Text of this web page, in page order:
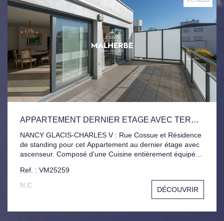
APPARTEMENT DERNIER ETAGE AVEC TERRASSE ET GARAGE
NANCY GLACIS-CHARLES V : Rue Cossue et Résidence
de standing pour cet Appartement au dernier étage avec
ascenseur. Composé d'une Cuisine entièrement équipée
accès direct à la Terrasse Principale, Salle d'eau
Moderne, 2 Chambres avec Terrasse Filante. Garage
Ref. : VM25259
N.C
DÉCOUVRIR